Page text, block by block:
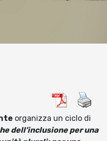
organizza un ciclo di
dell’inclusione per una